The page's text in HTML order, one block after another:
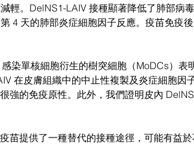
輕。DelNS1-LAIV 接種顯著降低了肺部病
4 天的肺部炎症細胞因子反應。疫苗免疫
染單核細胞衍生的樹突細胞（MoDCs）表
在皮膚組織中的中止性複製及炎症細胞因
強的免疫原性。此外，我們證明皮內
苗提供了一種替代的接種途徑，可能有益